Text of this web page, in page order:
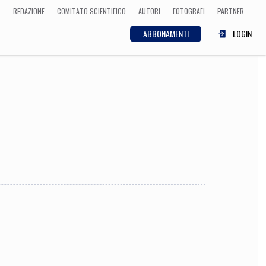
REDAZIONE COMITATO SCIENTIFICO AUTORI FOTOGRAFI PARTNER
ABBONAMENTI LOGIN
CULTURA